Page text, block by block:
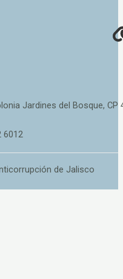
Jardines del Bosque, CP
6012
de Jalisco